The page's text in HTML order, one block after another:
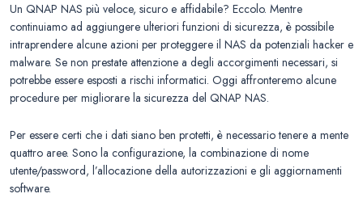
Un QNAP NAS più veloce, sicuro e affidabile? Eccolo. Mentre
continuiamo ad aggiungere ulteriori funzioni di sicurezza, è possibile
intraprendere alcune azioni per proteggere il NAS da potenziali hacker e
malware. Se non prestate attenzione a degli accorgimenti necessari, si
potrebbe essere esposti a rischi informatici. Oggi affronteremo alcune
procedure per migliorare la sicurezza del QNAP NAS.
Per essere certi che i dati siano ben protetti, è necessario tenere a mente
quattro aree. Sono la configurazione, la combinazione di nome
utente/password, l’allocazione della autorizzazioni e gli aggiornamenti
software.